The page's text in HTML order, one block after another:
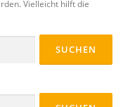
Vielleicht hilft die